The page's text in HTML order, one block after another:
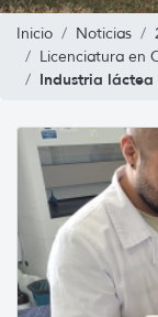
Inicio Noticias
Licenciatura en
Industria láctea